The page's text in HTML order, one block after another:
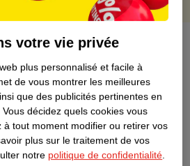
au produit
sur l'étiquette
votre vie privée
plus personnalisé et facile à
de vous montrer les meilleures
que des publicités pertinentes en
Vous décidez quels cookies vous
à tout moment modifier ou retirer vos
plus sur le traitement de vos
notre politique de confidentialité.